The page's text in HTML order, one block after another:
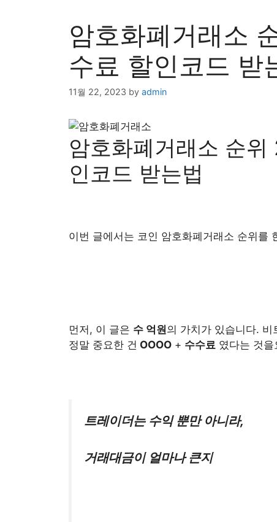
암호화폐거래소
수료 할인코드 받
11월 22, 2023 by admin
암호화폐거래소 순
인코드 받는법
이번 글에서는 코인 암호화폐거래소 순위를
먼저, 이 글은 수 억원의 가치가 있습니다.
정말 중요한 건 OOOO + 수수료 였다는 것을
트레이더는 수익 뿐만 아니라,
거래대금이얼마나 큰지